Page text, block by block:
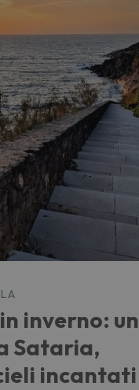
inverno: un
Sataria,
incantati